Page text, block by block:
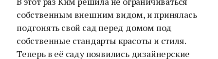
собственным внешним видом, и принялась
подгонять свой сад перед домом под
собственные стандарты красоты и стиля.
Теперь в её саду появились дизайнерские